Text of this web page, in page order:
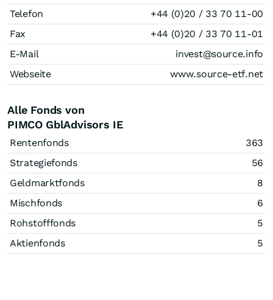
Telefon
+44 (0)20 / 33 70 11-00
Fax
+44 (0)20 / 33 70 11-01
E-Mail
invest@source.info
Webseite
www.source-etf.net
Alle Fonds von
PIMCO GblAdvisors IE
Rentenfonds
363
Strategiefonds
56
Geldmarktfonds
8
Mischfonds
6
Rohstofffonds
5
Aktienfonds
5